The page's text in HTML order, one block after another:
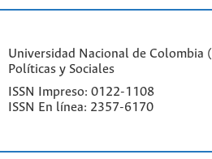
Universidad Nacional de Colombia
Políticas y Sociales
ISSN Impreso: 0122-1108
ISSN En línea: 2357-6170